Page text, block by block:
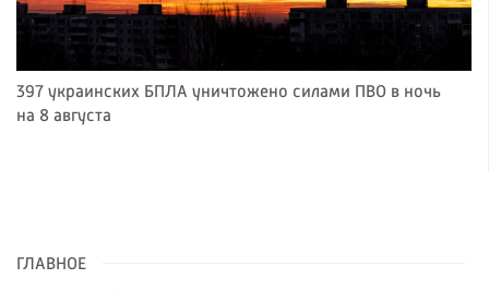
397 украинских БПЛА уничтожено силами ПВО в ночь
на 8 августа
ГЛАВНОЕ